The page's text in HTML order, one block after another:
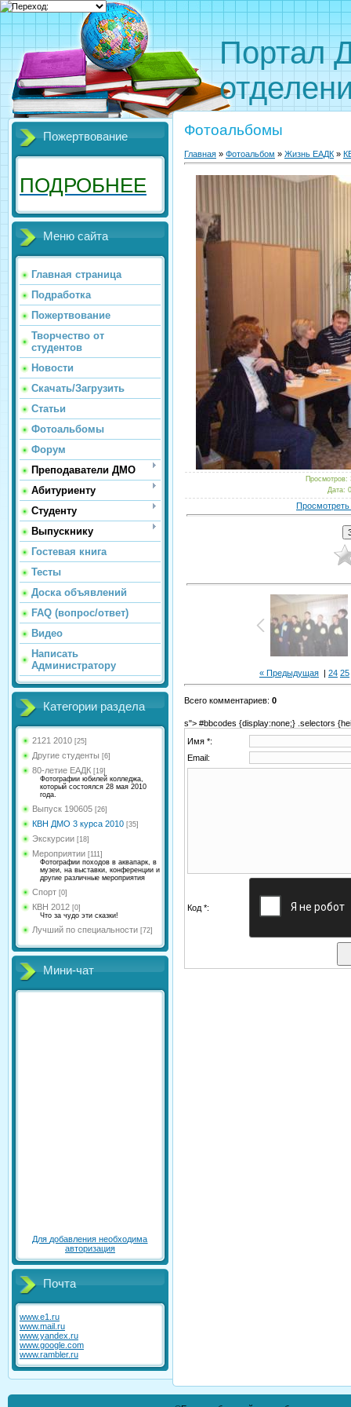
Портал
Пожертвование
ПОДРОБНЕЕ
Меню сайта
Главная страница
Подработка
Пожертвование
Творчество от
студентов
Новости
Скачать/Загрузить
Статьи
Фотоальбомы
Форум
Преподаватели ДМО
Абитуриенту
Студенту
Выпускнику
Гостевая книга
Тесты
Доска объявлений
FAQ (вопрос/ответ)
Видео
Написать
Администратору
Категории раздела
2121 2010 [25]
Другие студенты [6]
80-летие ЕАДК [19]
Фотографии юбилей колледжа,
который состоялся 28 мая 2010
года.
Выпуск 190605 [26]
КВН ДМО 3 курса 2010 [35]
Экскурсии [18]
Мероприятии [111]
Фотографии походов в аквапарк, в
музеи, на выставки, конференции и
другие различные мероприятия
Спорт [0]
КВН 2012 [0]
Что за чудо эти сказки!
Лучший по специальности [72]
Мини-чат
Для добавления необходима
авторизация
Почта
www.e1.ru
www.mail.ru
www.yandex.ru
www.google.com
www.rambler.ru
Фотоальбомы
Главная » Фотоальбом » Жизнь ЕАДК »
Просмотров:
Дата:
« Предыдущая | 24 25
Всего комментариев: 0
s"> #bbcodes {display:none;} .selectors
Имя *:
Email:
Код *: